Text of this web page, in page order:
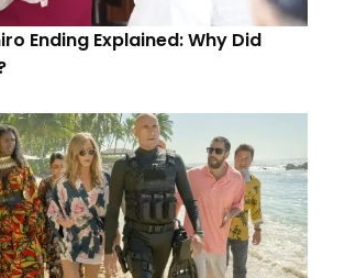
Ending Explained: Why Did